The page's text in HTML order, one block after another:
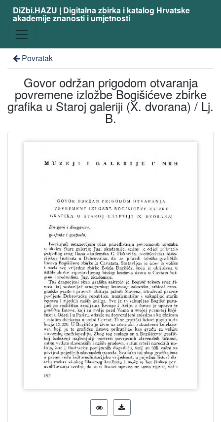
DiZbi.HAZU | Digitalna zbirka i katalog Hrvatske
akademije znanosti i umjetnosti
Povratak
Govor održan prigodom otvaranja
povremene izložbe Bogišićeve zbirke
grafika u Staroj galeriji (X. dvorana) / Lj.
B.